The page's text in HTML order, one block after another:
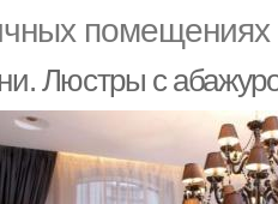
помещениях
Люстры с